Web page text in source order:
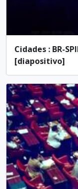
Cidades : BR-
[diapositivo]